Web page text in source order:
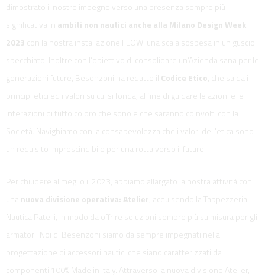
dimostrato il nostro impegno verso una presenza sempre più
significativa in ambiti non nautici anche alla Milano Design Week
2023 con la nostra installazione FLOW: una scala sospesa in un guscio
specchiato. Inoltre con l’obiettivo di consolidare un’Azienda sana per le
generazioni future, Besenzoni ha redatto il Codice Etico
principi etici ed i valori su cui si fonda, al fine di guidare le azioni e le
interazioni di tutto coloro che sono e che saranno coinvolti con la
Società. Navighiamo con la consapevolezza che i valori dell'etica sono
un requisito imprescindibile per una rotta verso il futuro.
Per chiudere al meglio il 2023, abbiamo allargato la nostra attività con
nuova divisione operativa: Atelier , acquisendo la Tappezzeria
Nautica Patelli, in modo da offrire soluzioni sempre più su misura per gli
armatori. Noi di Besenzoni siamo da sempre impegnati nella
progettazione di accessori nautici che siano caratterizzati da
componenti 100% Made in Italy. Attraverso la nuova divisione Atelier,